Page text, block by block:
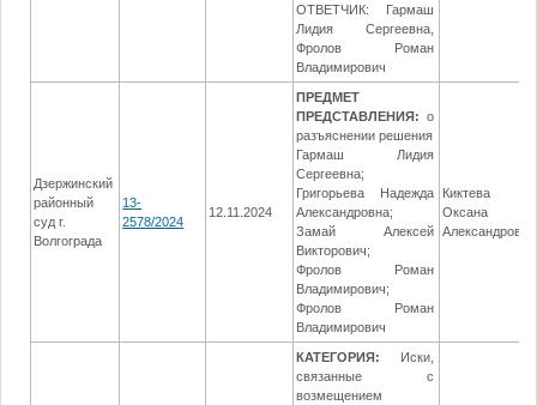
ОТВЕТЧИК: Гармаш
Лидия Сергеевна,
Фролов Роман
Владимирович
Дзержинский
районный
суд г.
Волгограда
13-
2578/2024
12.11.2024
ПРЕДМЕТ
ПРЕДСТАВЛЕНИЯ: о
разъяснении решения
Гармаш Лидия
Сергеевна;
Григорьева Надежда
Александровна;
Замай Алексей
Викторович;
Фролов Роман
Владимирович;
Фролов Роман
Владимирович
Киктева
Оксана
Александровна
КАТЕГОРИЯ:
Иски,
связанные с
возмещением